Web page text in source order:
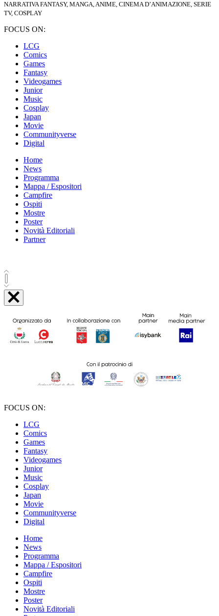
NARRATIVA FANTASY, MANGA, ANIME, CINEMA D’ANIMAZIONE, SERIE
TV, COSPLAY
FOCUS ON:
LCG
Comics
Games
Fantasy
Videogames
Junior
Music
Cosplay
Japan
Movie
Communityverse
Digital
Home
News
Programma
Mappa / Espositori
Campfire
Ospiti
Mostre
Poster
Novità Editoriali
Partner
FOCUS ON:
LCG
Comics
Games
Fantasy
Videogames
Junior
Music
Cosplay
Japan
Movie
Communityverse
Digital
Home
News
Programma
Mappa / Espositori
Campfire
Ospiti
Mostre
Poster
Novità Editoriali